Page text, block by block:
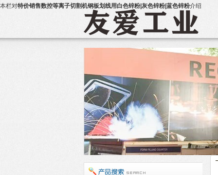
本栏对特价销售数控等离子切割机钢板划线用白色锌粉|灰色锌粉|蓝色锌粉介绍